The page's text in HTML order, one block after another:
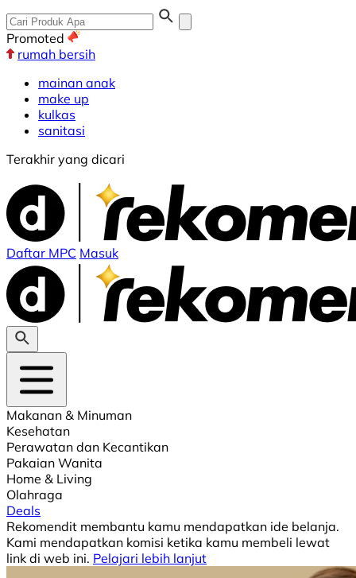
Promoted
rumah bersih
mainan anak
make up
kulkas
sanitasi
Terakhir yang dicari
Daftar MPC Masuk
Makanan & Minuman
Kesehatan
Perawatan dan Kecantikan
Pakaian Wanita
Home & Living
Olahraga
Deals
Rekomendit membantu kamu mendapatkan ide belanja.
Kami mendapatkan komisi ketika kamu membeli lewat
link di web ini. Pelajari lebih lanjut